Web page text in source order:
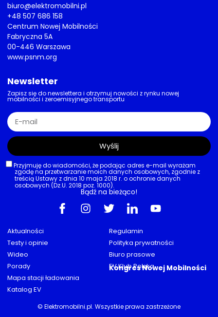
biuro@elektromobilni.pl
+48 507 686 158
Centrum Nowej Mobilności
Fabryczna 5A
00-446 Warszawa
www.psnm.org
Aktualności
Testy i opinie
Wideo
Porady
Mapa stacji ładowania
Katalog EV
Regulamin
Polityka prywatności
Biuro prasowe
EV Klub Polska
Kongres Nowej Mobilności
Newsletter
Zapisz się do newslettera i otrzymuj nowości z rynku nowej
mobilności i zeroemisyjnego transportu
Przyjmuję do wiadomości, że podając adres e-mail wyrażam
zgodę na przetwarzanie moich danych osobowych, zgodnie z
treścią Ustawy z dnia 10 maja 2018 r. o ochronie danych
osobowych (Dz.U. 2018 poz. 1000).
Wyślij
Bądź na bieżąco!
© Elektromobilni.pl. Wszystkie prawa zastrzeżone